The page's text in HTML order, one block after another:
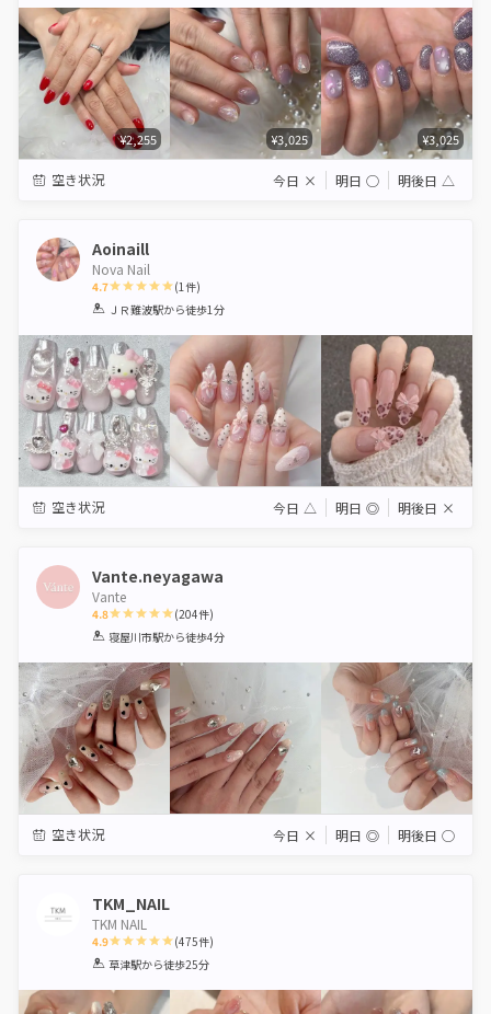
¥2,255 ¥3,025 ¥3,025
空き状況 今日 × 明日 ◯ 明後日 △
Aoinaill
Nova Nail
4.7
1 2 3 4 5
(1件)
ＪＲ難波駅から徒歩1分
空き状況 今日 △ 明日 ◎ 明後日 ×
Vante.neyagawa
Vante
4.8
1 2 3 4 5
(204件)
寝屋川市駅から徒歩4分
空き状況 今日 × 明日 ◎ 明後日 ◯
TKM_NAIL
TKM NAIL
4.9
1 2 3 4 5
(475件)
草津駅から徒歩25分